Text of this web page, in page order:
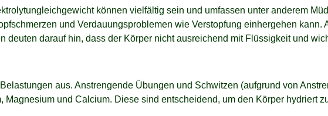
können vielfältig sein und umfassen unter anderem
und Verdauungsproblemen wie Verstopfung einhergehen
deuten darauf hin, dass der Körper nicht ausreichend mit Flüssigkeit und
aus. Anstrengende Übungen und Schwitzen (aufgrund von
und Calcium. Diese sind entscheidend, um den Körper hydriert